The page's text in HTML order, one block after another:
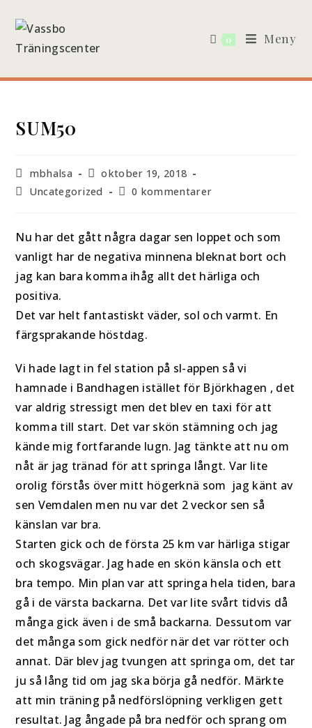
innehållet
0 Meny
SUM50
Inläggsförfattare:
mbhalsa
Inlägget
publicerat:
oktober 19, 2018
Inläggskategori:
Uncategorized
Kommentarer
0 kommentarer
Nu har det gått några dagar sen loppet och som
vanligt har de negativa minnena bleknat bort och
jag kan bara komma ihåg allt det härliga och
positiva.
Det var helt fantastiskt väder, sol och varmt. En
färgsprakande höstdag.
Vi hade lagt in fel station på sl-appen så vi
hamnade i Bandhagen istället för Björkhagen , det
var aldrig stressigt men det blev en taxi för att
komma till start. Det var skön stämning och jag
kände mig fortfarande lugn. Jag tänkte att nu om
nåt är jag tränad för att springa långt. Var lite
orolig förstås över mitt högerknä som jag känt av
sen Vemdalen men nu var det 2 veckor sen så
känslan var bra.
Starten gick och de första 25 km var härliga stigar
och skogsvägar. Jag hade en skön känsla och ett
bra tempo. Min plan var att springa hela tiden, bara
gå i de värsta backarna. Det var lite svårt tidvis då
många gick även i de små backarna. Dessutom var
det många som gick nedför när det var rötter och
annat. Där blev jag tvungen att springa om, det tar
ju så lång tid om jag ska börja gå nedför. Märkte
att min träning på nedförslöpning verkligen gett
resultat. Jag ångade på bra nedför och sprang om